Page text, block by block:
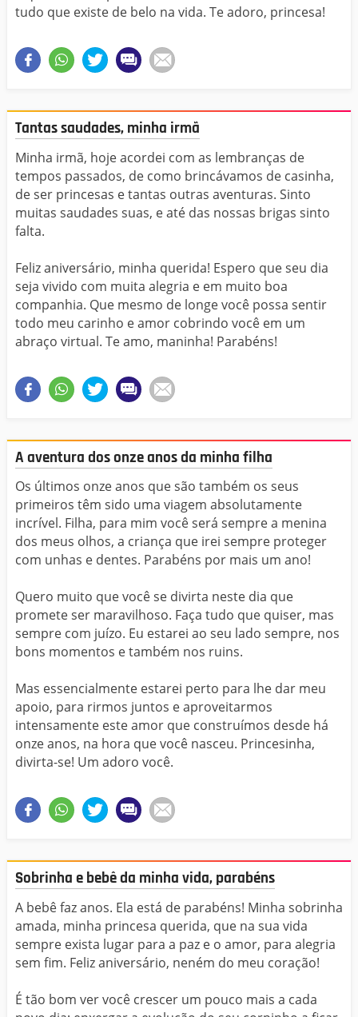
tudo que existe de belo na vida. Te adoro, princesa!
Tantas saudades, minha irmã
Minha irmã, hoje acordei com as lembranças de
tempos passados, de como brincávamos de casinha,
de ser princesas e tantas outras aventuras. Sinto
muitas saudades suas, e até das nossas brigas sinto
falta.
Feliz aniversário, minha querida! Espero que seu dia
seja vivido com muita alegria e em muito boa
companhia. Que mesmo de longe você possa sentir
todo meu carinho e amor cobrindo você em um
abraço virtual. Te amo, maninha! Parabéns!
A aventura dos onze anos da minha filha
Os últimos onze anos que são também os seus
primeiros têm sido uma viagem absolutamente
incrível. Filha, para mim você será sempre a menina
dos meus olhos, a criança que irei sempre proteger
com unhas e dentes. Parabéns por mais um ano!
Quero muito que você se divirta neste dia que
promete ser maravilhoso. Faça tudo que quiser, mas
sempre com juízo. Eu estarei ao seu lado sempre, nos
bons momentos e também nos ruins.
Mas essencialmente estarei perto para lhe dar meu
apoio, para rirmos juntos e aproveitarmos
intensamente este amor que construímos desde há
onze anos, na hora que você nasceu. Princesinha,
divirta-se! Um adoro você.
Sobrinha e bebê da minha vida, parabéns
A bebê faz anos. Ela está de parabéns! Minha sobrinha
amada, minha princesa querida, que na sua vida
sempre exista lugar para a paz e o amor, para alegria
sem fim. Feliz aniversário, neném do meu coração!
É tão bom ver você crescer um pouco mais a cada